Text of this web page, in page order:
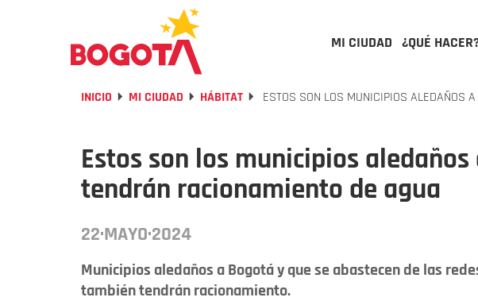
MI CIUDAD ¿QUÉ
INICIO MI CIUDAD HÁBITAT ESTOS SON LOS MUNICIPIOS ALEDAÑOS
Estos son los municipios
tendrán racionamiento de agua
22·MAYO·2024
Municipios aledaños a Bogotá y que se abastecen de las
también tendrán racionamiento.